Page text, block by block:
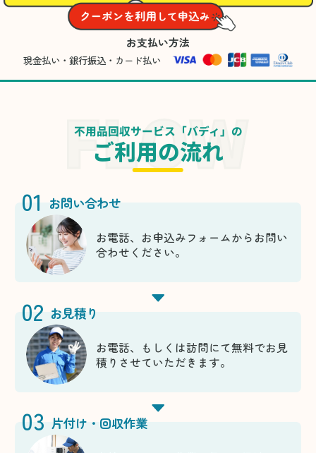
お支払い方法
現金払い・銀行振込・カード払い
不用品回収サービス「バディ」の
ご利用の流れ
01 お問い合わせ
お電話、お申込みフォームからお問い
合わせください。
02 お見積り
お電話、もしくは訪問にて無料でお見
積りさせていただきます。
03 片付け・回収作業